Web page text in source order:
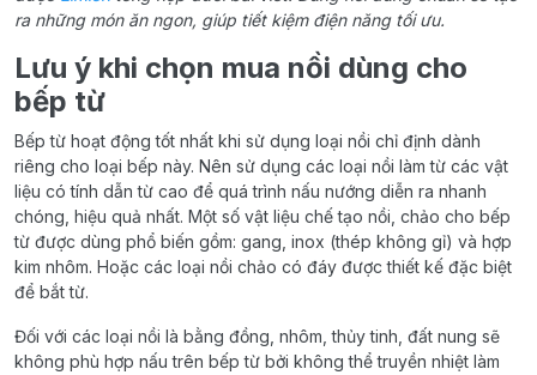
ra những món ăn ngon, giúp tiết kiệm điện năng tối ưu.
Lưu ý khi chọn mua nồi dùng cho
bếp từ
Bếp từ hoạt động tốt nhất khi sử dụng loại nồi chỉ định dành
riêng cho loại bếp này. Nên sử dụng các loại nồi làm từ các vật
liệu có tính dẫn từ cao để quá trình nấu nướng diễn ra nhanh
chóng, hiệu quả nhất. Một số vật liệu chế tạo nồi, chảo cho bếp
từ được dùng phổ biến gồm: gang, inox (thép không gỉ) và hợp
kim nhôm. Hoặc các loại nồi chảo có đáy được thiết kế đặc biệt
để bắt từ.
Đối với các loại nồi là bằng đồng, nhôm, thủy tinh, đất nung sẽ
không phù hợp nấu trên bếp từ bởi không thể truyền nhiệt làm